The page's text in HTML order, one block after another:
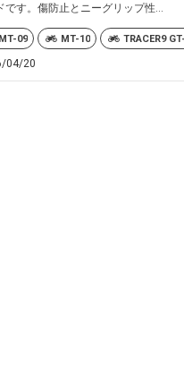
GT+ Y-AMT TRACER9GT-PLUS
です。傷防止とニーグリップ性...
MT-09 MT-10 TRACER9
04/20